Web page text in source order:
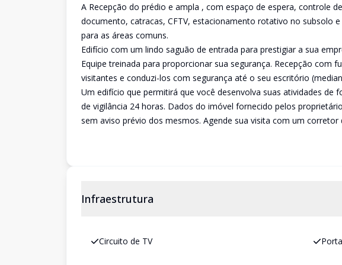
A Recepção do prédio e ampla , com espaço de espera, controle
documento, catracas, CFTV, estacionamento rotativo no subsolo
para as áreas comuns.
Edifício com um lindo saguão de entrada para prestigiar a sua
Equipe treinada para proporcionar sua segurança. Recepção com
visitantes e conduzi-los com segurança até o seu escritório
Um edifício que permitirá que você desenvolva suas atividades
de vigilância 24 horas. Dados do imóvel fornecido pelos
sem aviso prévio dos mesmos. Agende sua visita com um corretor
Infraestrutura
Circuito de TV